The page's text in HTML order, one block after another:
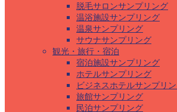
脱毛サロンサンプリング
温浴施設サンプリング
温泉サンプリング
サウナサンプリング
観光・旅行・宿泊
宿泊施設サンプリング
ホテルサンプリング
ビジネスホテルサンプリ
旅館サンプリング
民泊サンプリング